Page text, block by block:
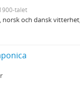
talet
och dansk